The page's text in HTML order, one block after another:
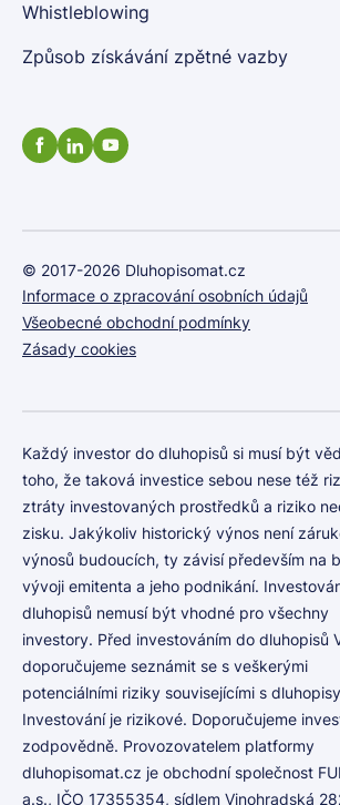
Whistleblowing
Způsob získávání zpětné vazby
© 2017-2026 Dluhopisomat.cz
Informace o zpracování osobních údajů
Všeobecné obchodní podmínky
Zásady cookies
Každý investor do dluhopisů si musí být
toho, že taková investice sebou nese též
ztráty investovaných prostředků a riziko
zisku. Jakýkoliv historický výnos není
výnosů budoucích, ty závisí především na
vývoji emitenta a jeho podnikání.
dluhopisů nemusí být vhodné pro všechny
investory. Před investováním do dluhopisů
doporučujeme seznámit se s veškerými
potenciálními riziky souvisejícími s
Investování je rizikové. Doporučujeme
zodpovědně. Provozovatelem platformy
dluhopisomat.cz je obchodní společnost
a.s., IČO 17355354, sídlem Vinohradská